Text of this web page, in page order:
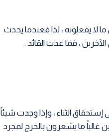
يفعلونه ، لذا فعندما يحدث
، فما عدت القائد .
الثناء ، وإذا وجدت شيئاً
غالباً ما يشعرون بالحرج لمجرد